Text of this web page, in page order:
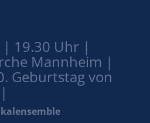
| 19.30 Uhr |
Mannheim |
Geburtstag von